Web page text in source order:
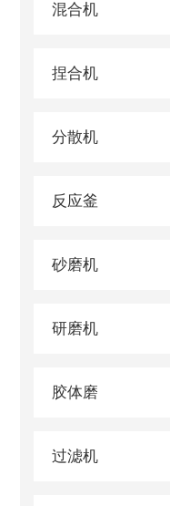
混合机
捏合机
分散机
反应釜
砂磨机
研磨机
胶体磨
过滤机